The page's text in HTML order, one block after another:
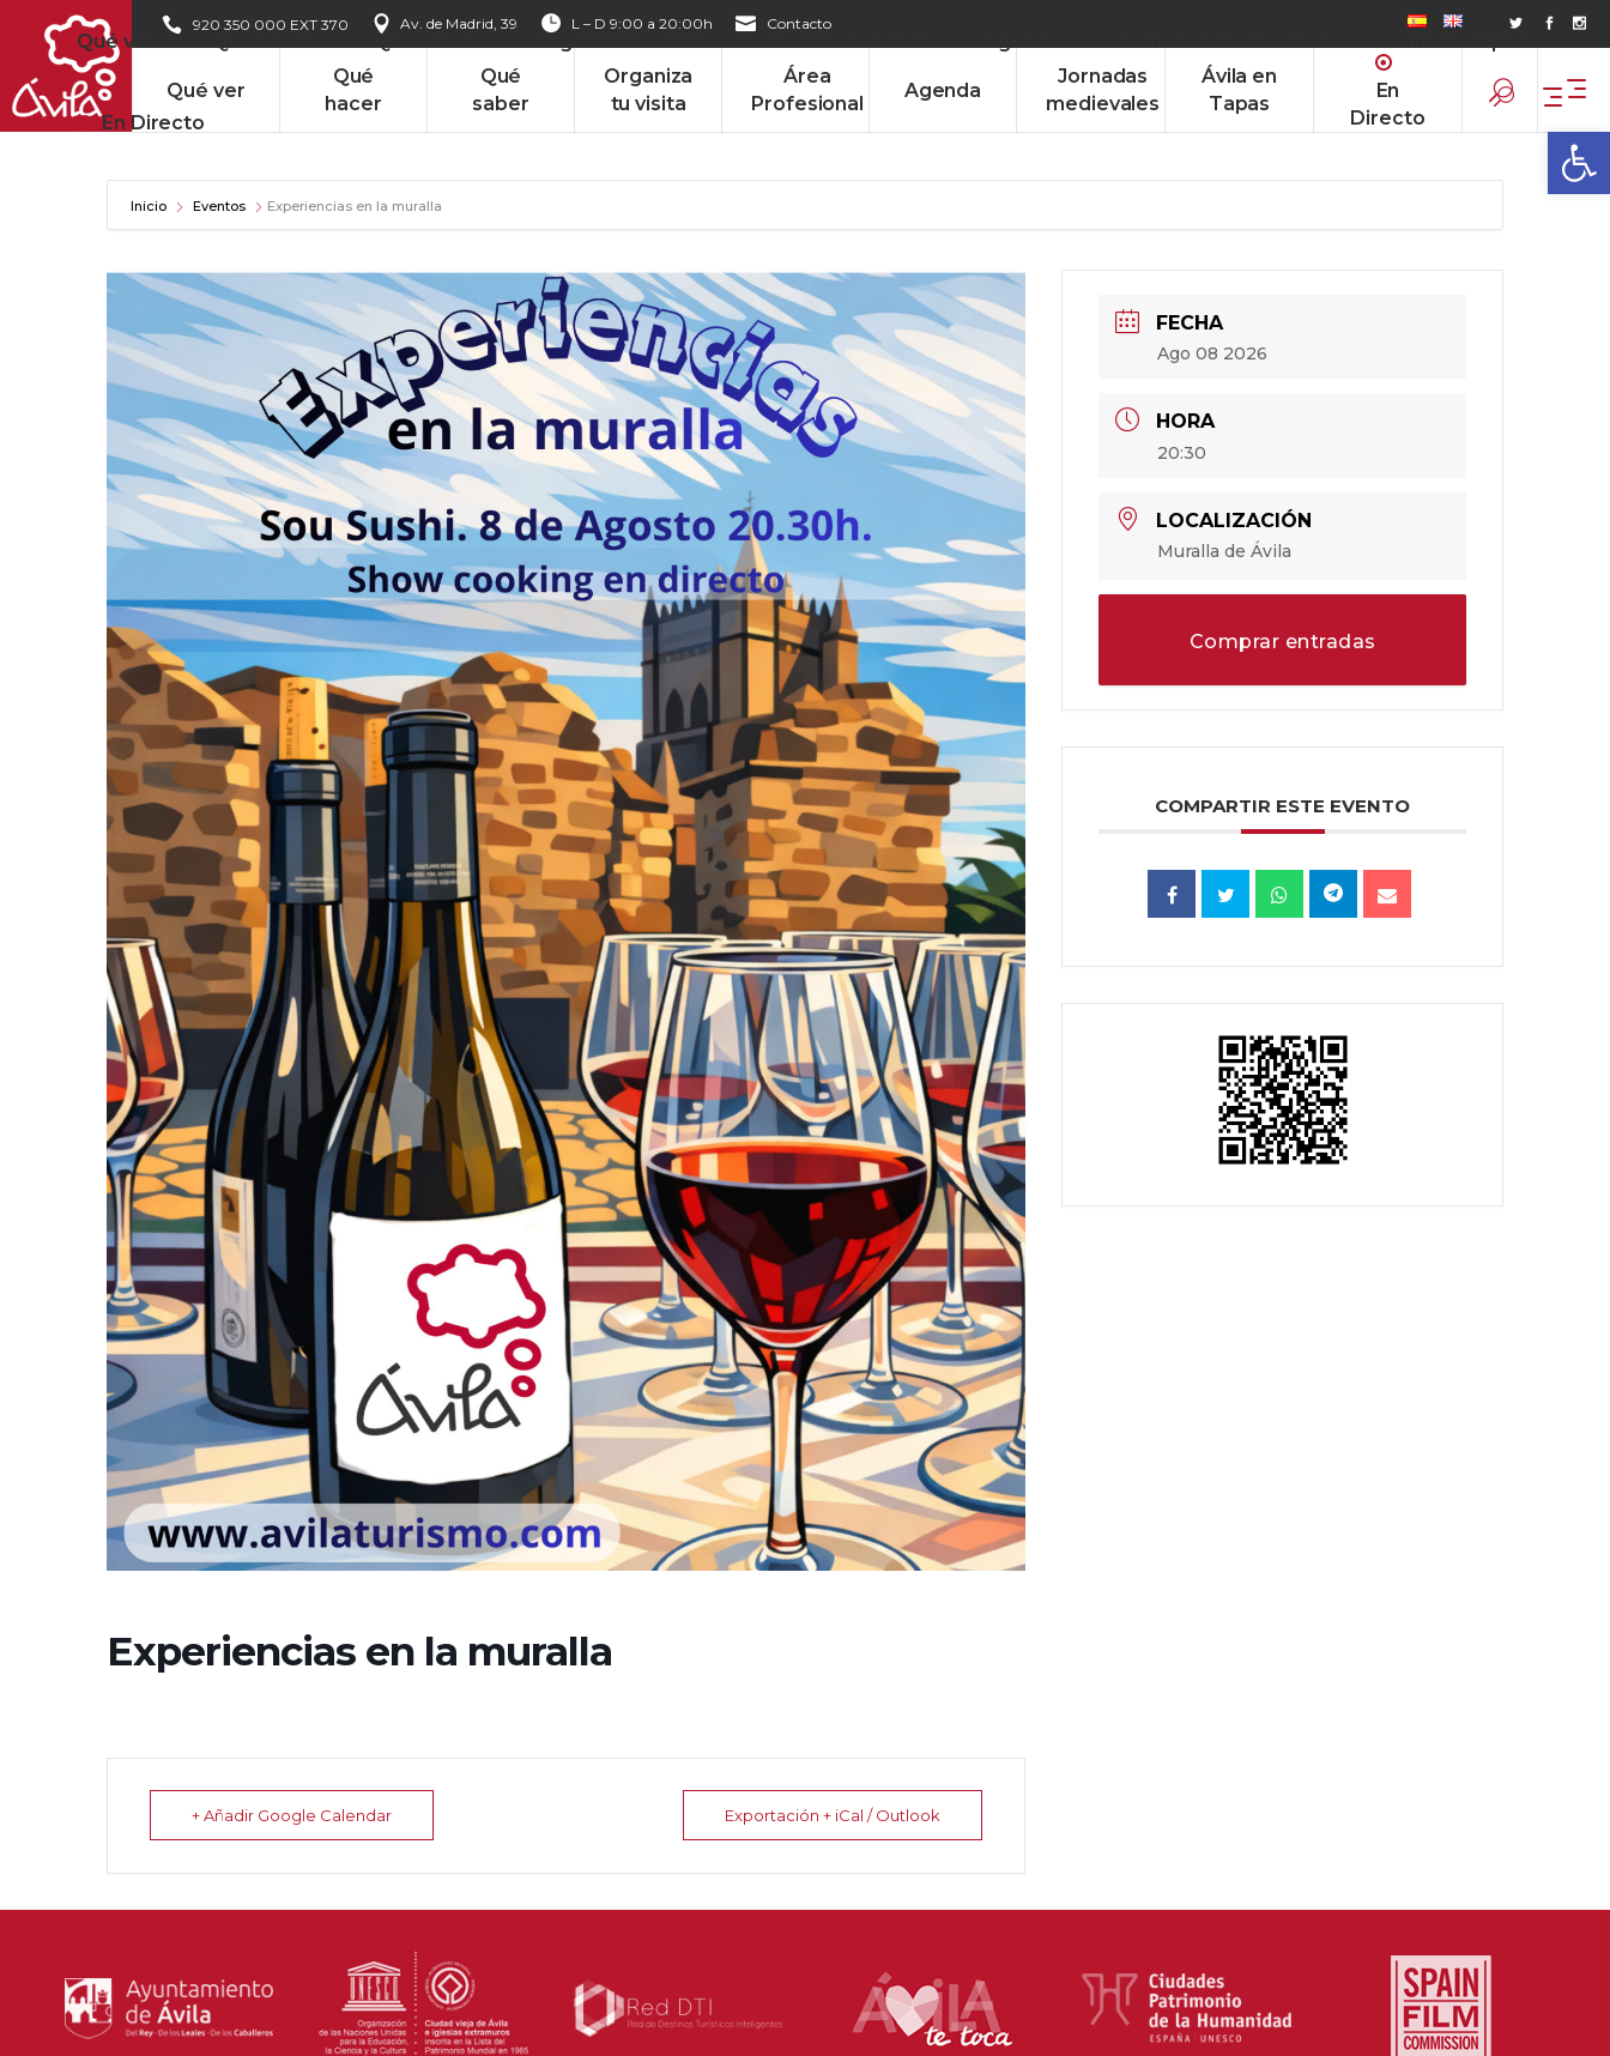
920 350 000 EXT 370 Av. de Madrid, 39 L – D 9:00 a 20:00h Contacto
Qué ver
Qué
hacer
Qué
saber
Organiza
tu visita
Área
Profesional
Agenda
Jornadas
medievales
Ávila en
Tapas
En
Directo
Qué ver Qué saber Organiza tu visita
En Directo
Inicio Eventos Experiencias en la muralla
Experiencias en la muralla
+ Añadir Google Calendar Exportación + iCal / Outlook
FECHA
Ago 08 2026
HORA
20:30
LOCALIZACIÓN
Muralla de Ávila
Comprar entradas
COMPARTIR ESTE EVENTO